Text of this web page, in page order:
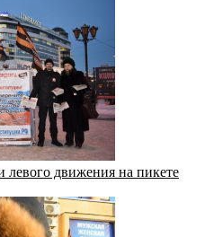
левого движения на пикете